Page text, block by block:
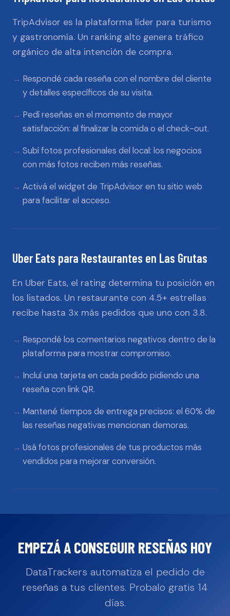
TripAdvisor es la plataforma líder para turismo
y gastronomía. Un ranking alto genera tráfico
orgánico de alta intención de compra.
Respondé cada reseña con el nombre del cliente
y detalles específicos de su visita.
Pedí reseñas en el momento de mayor
satisfacción: al finalizar la comida o el check-out.
Subí fotos profesionales del local: los negocios
con más fotos reciben más reseñas.
Activá el widget de TripAdvisor en tu sitio web
para facilitar el acceso.
Uber Eats para Restaurantes en Las Grutas
En Uber Eats, el rating determina tu posición en
los listados. Un restaurante con 4.5+ estrellas
recibe hasta 3x más pedidos que uno con 3.8.
Respondé los comentarios negativos dentro de la
plataforma para mostrar compromiso.
Incluí una tarjeta en cada pedido pidiendo una
reseña con link QR.
Mantené tiempos de entrega precisos: el 60% de
las reseñas negativas mencionan demoras.
Usá fotos profesionales de tus productos más
vendidos para mejorar conversión.
EMPEZÁ A CONSEGUIR RESEÑAS HOY
DataTrackers automatiza el pedido de
reseñas a tus clientes. Probalo gratis 14
días.